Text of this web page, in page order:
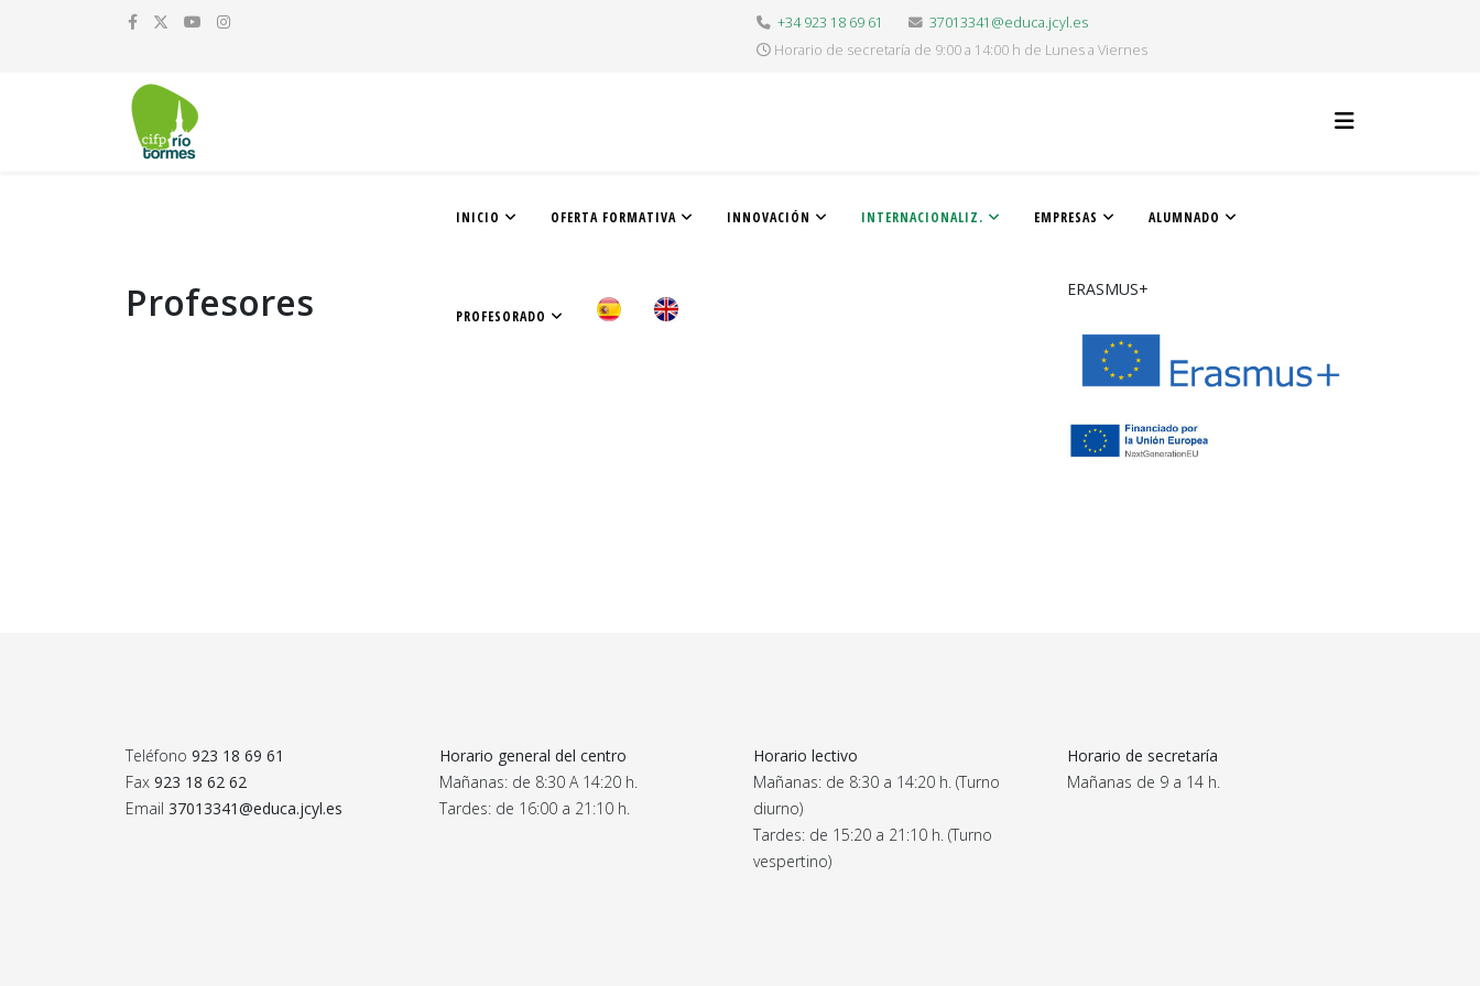
+34 923 18 69 61
37013341@educa.jcyl.es
Horario de secretaría de 9:00 a 14:00 h de Lunes a Viernes
INICIO OFERTA FORMATIVA INNOVACIÓN INTERNACIONALIZ. EMPRESAS ALUMNADO
PROFESORADO
Profesores ERASMUS+
Teléfono 923 18 69 61
Fax 923 18 62 62
Email 37013341@educa.jcyl.es
Horario general del centro
Mañanas: de 8:30 A 14:20 h.
Tardes: de 16:00 a 21:10 h.
Horario lectivo
Mañanas: de 8:30 a 14:20 h. (Turno
diurno)
Tardes: de 15:20 a 21:10 h. (Turno
vespertino)
Horario de secretaría
Mañanas de 9 a 14 h.